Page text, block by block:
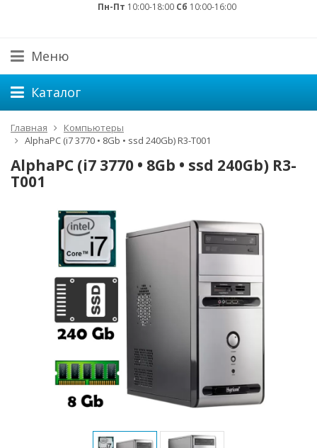
Пн-Пт 10:00-18:00 Сб 10:00-16:00
Меню
Каталог
Главная
Компьютеры
AlphaPC (i7 3770 • 8Gb • ssd 240Gb) R3-T001
AlphaPC (i7 3770 • 8Gb • ssd 240Gb) R3-
T001